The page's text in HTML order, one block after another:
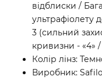
відблиски /
ультрафіолету
3 (сильний
кривизни - «4» /
Колір лінз:
Виробник: